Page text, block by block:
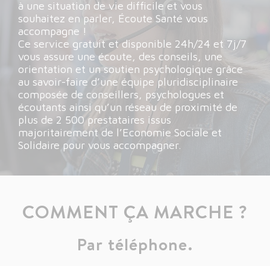
à une situation de vie difficile et vous
souhaitez en parler, Écoute Santé vous
accompagne !
Ce service gratuit et disponible 24h/24 et 7j/7
vous assure une écoute, des conseils, une
orientation et un soutien psychologique grâce
au savoir-faire d’une équipe pluridisciplinaire
composée de conseillers, psychologues et
écoutants ainsi qu’un réseau de proximité de
plus de 2 500 prestataires issus
majoritairement de l’Economie Sociale et
Solidaire pour vous accompagner.
COMMENT ÇA MARCHE ?
Par téléphone.